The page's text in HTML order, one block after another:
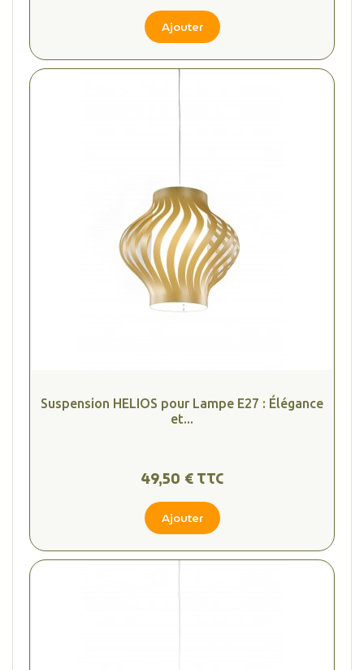
Ajouter
Suspension HELIOS pour Lampe E27 : Élégance
et...
49,50 € TTC
Ajouter